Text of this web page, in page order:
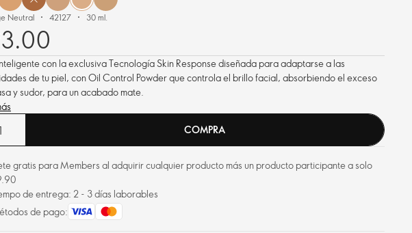
Neutral 42127 30 ml.
con la exclusiva Tecnología Skin Response diseñada para adaptarse a las
de tu piel, con Oil Control Powder que controla el brillo facial, absorbiendo el exceso
y sudor, para un acabado mate.
COMPRA
gratis para Members al adquirir cualquier producto más un producto participante a solo
de entrega: 2 - 3 días laborables
de pago: